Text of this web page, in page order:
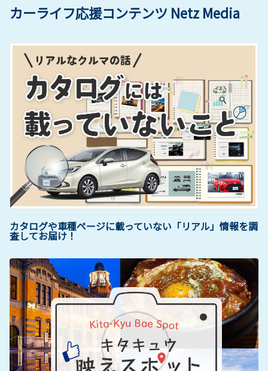
カーライフ応援コンテンツ Netz Media
カタログや車種ページに載っていない「リアル」情報を調
査してお届け！